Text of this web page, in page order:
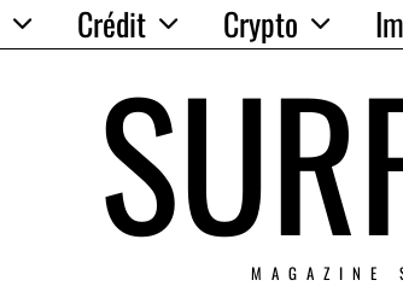
Crédit Crypto
MAGAZINE